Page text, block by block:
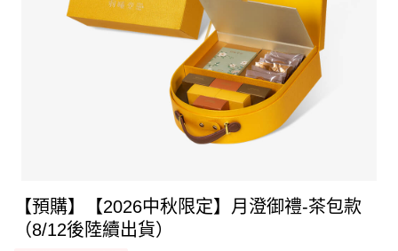
【預購】【2026中秋限定】月澄御禮-茶包款
（8/12後陸續出貨）